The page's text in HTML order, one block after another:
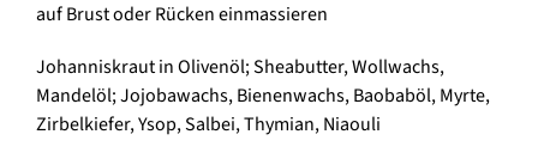
auf Brust oder Rücken einmassieren
Johanniskraut in Olivenöl; Sheabutter, Wollwachs,
Mandelöl; Jojobawachs, Bienenwachs, Baobaböl, Myrte,
Zirbelkiefer, Ysop, Salbei, Thymian, Niaouli